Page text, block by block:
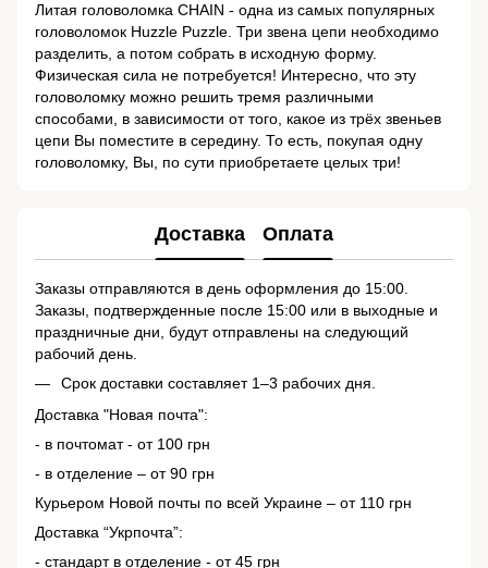
Литая головоломка CHAIN - одна из самых популярных
головоломок Huzzle Puzzle. Три звена цепи необходимо
разделить, а потом собрать в исходную форму.
Физическая сила не потребуется! Интересно, что эту
головоломку можно решить тремя различными
способами, в зависимости от того, какое из трёх звеньев
цепи Вы поместите в середину. То есть, покупая одну
головоломку, Вы, по сути приобретаете целых три!
Доставка Оплата
Заказы отправляются в день оформления до 15:00.
Заказы, подтвержденные после 15:00 или в выходные и
праздничные дни, будут отправлены на следующий
рабочий день.
Срок доставки составляет 1–3 рабочих дня.
Доставка "Новая почта":
- в почтомат - от 100 грн
- в отделение – от 90 грн
Курьером Новой почты по всей Украине – от 110 грн
Доставка “Укрпочта”:
- стандарт в отделение - от 45 грн